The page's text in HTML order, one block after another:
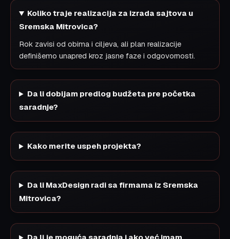
Koliko traje realizacija za izrada sajtova u
Sremska Mitrovica?
Rok zavisi od obima i ciljeva, ali plan realizacije
definišemo unapred kroz jasne faze i odgovornosti.
Da li dobijam predlog budžeta pre početka
saradnje?
Kako merite uspeh projekta?
Da li MaxDesign radi sa firmama iz Sremska
Mitrovica?